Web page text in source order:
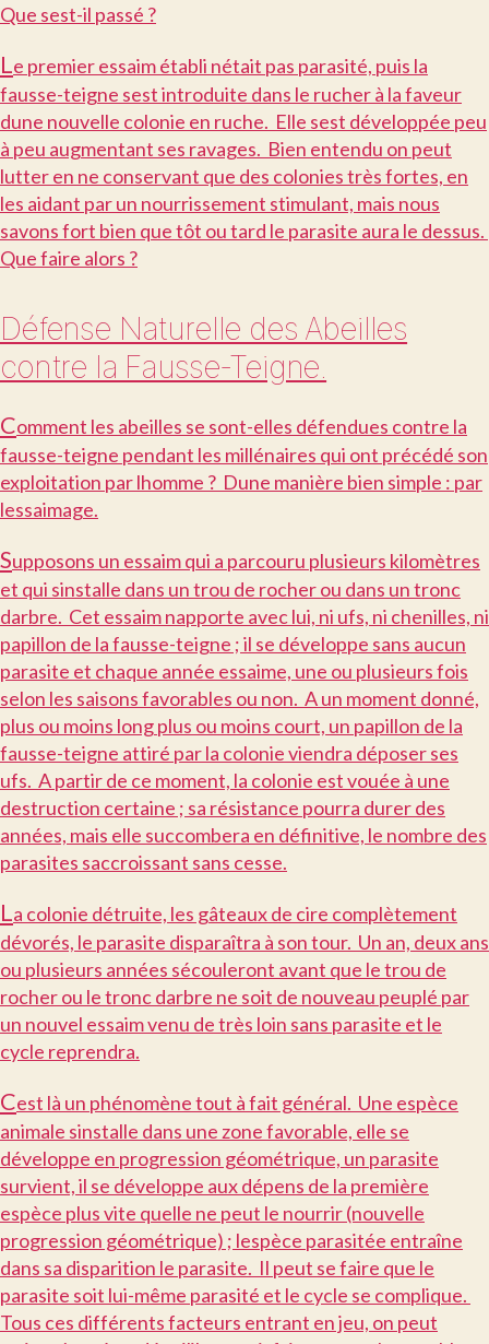
Que sest-il passé ?
Le premier essaim établi nétait pas parasité, puis la
fausse-teigne sest introduite dans le rucher à la faveur
dune nouvelle colonie en ruche. Elle sest développée peu
à peu augmentant ses ravages. Bien entendu on peut
lutter en ne conservant que des colonies très fortes, en
les aidant par un nourrissement stimulant, mais nous
savons fort bien que tôt ou tard le parasite aura le dessus.
Que faire alors ?
Défense Naturelle des Abeilles
contre la Fausse-Teigne.
Comment les abeilles se sont-elles défendues contre la
fausse-teigne pendant les millénaires qui ont précédé son
exploitation par lhomme ? Dune manière bien simple : par
lessaimage.
Supposons un essaim qui a parcouru plusieurs kilomètres
et qui sinstalle dans un trou de rocher ou dans un tronc
darbre. Cet essaim napporte avec lui, ni ufs, ni chenilles, ni
papillon de la fausse-teigne ; il se développe sans aucun
parasite et chaque année essaime, une ou plusieurs fois
selon les saisons favorables ou non. A un moment donné,
plus ou moins long plus ou moins court, un papillon de la
fausse-teigne attiré par la colonie viendra déposer ses
ufs. A partir de ce moment, la colonie est vouée à une
destruction certaine ; sa résistance pourra durer des
années, mais elle succombera en définitive, le nombre des
parasites saccroissant sans cesse.
La colonie détruite, les gâteaux de cire complètement
dévorés, le parasite disparaîtra à son tour. Un an, deux ans
ou plusieurs années sécouleront avant que le trou de
rocher ou le tronc darbre ne soit de nouveau peuplé par
un nouvel essaim venu de très loin sans parasite et le
cycle reprendra.
Cest là un phénomène tout à fait général. Une espèce
animale sinstalle dans une zone favorable, elle se
développe en progression géométrique, un parasite
survient, il se développe aux dépens de la première
espèce plus vite quelle ne peut le nourrir (nouvelle
progression géométrique) ; lespèce parasitée entraîne
dans sa disparition le parasite. Il peut se faire que le
parasite soit lui-même parasité et le cycle se complique.
Tous ces différents facteurs entrant en jeu, on peut